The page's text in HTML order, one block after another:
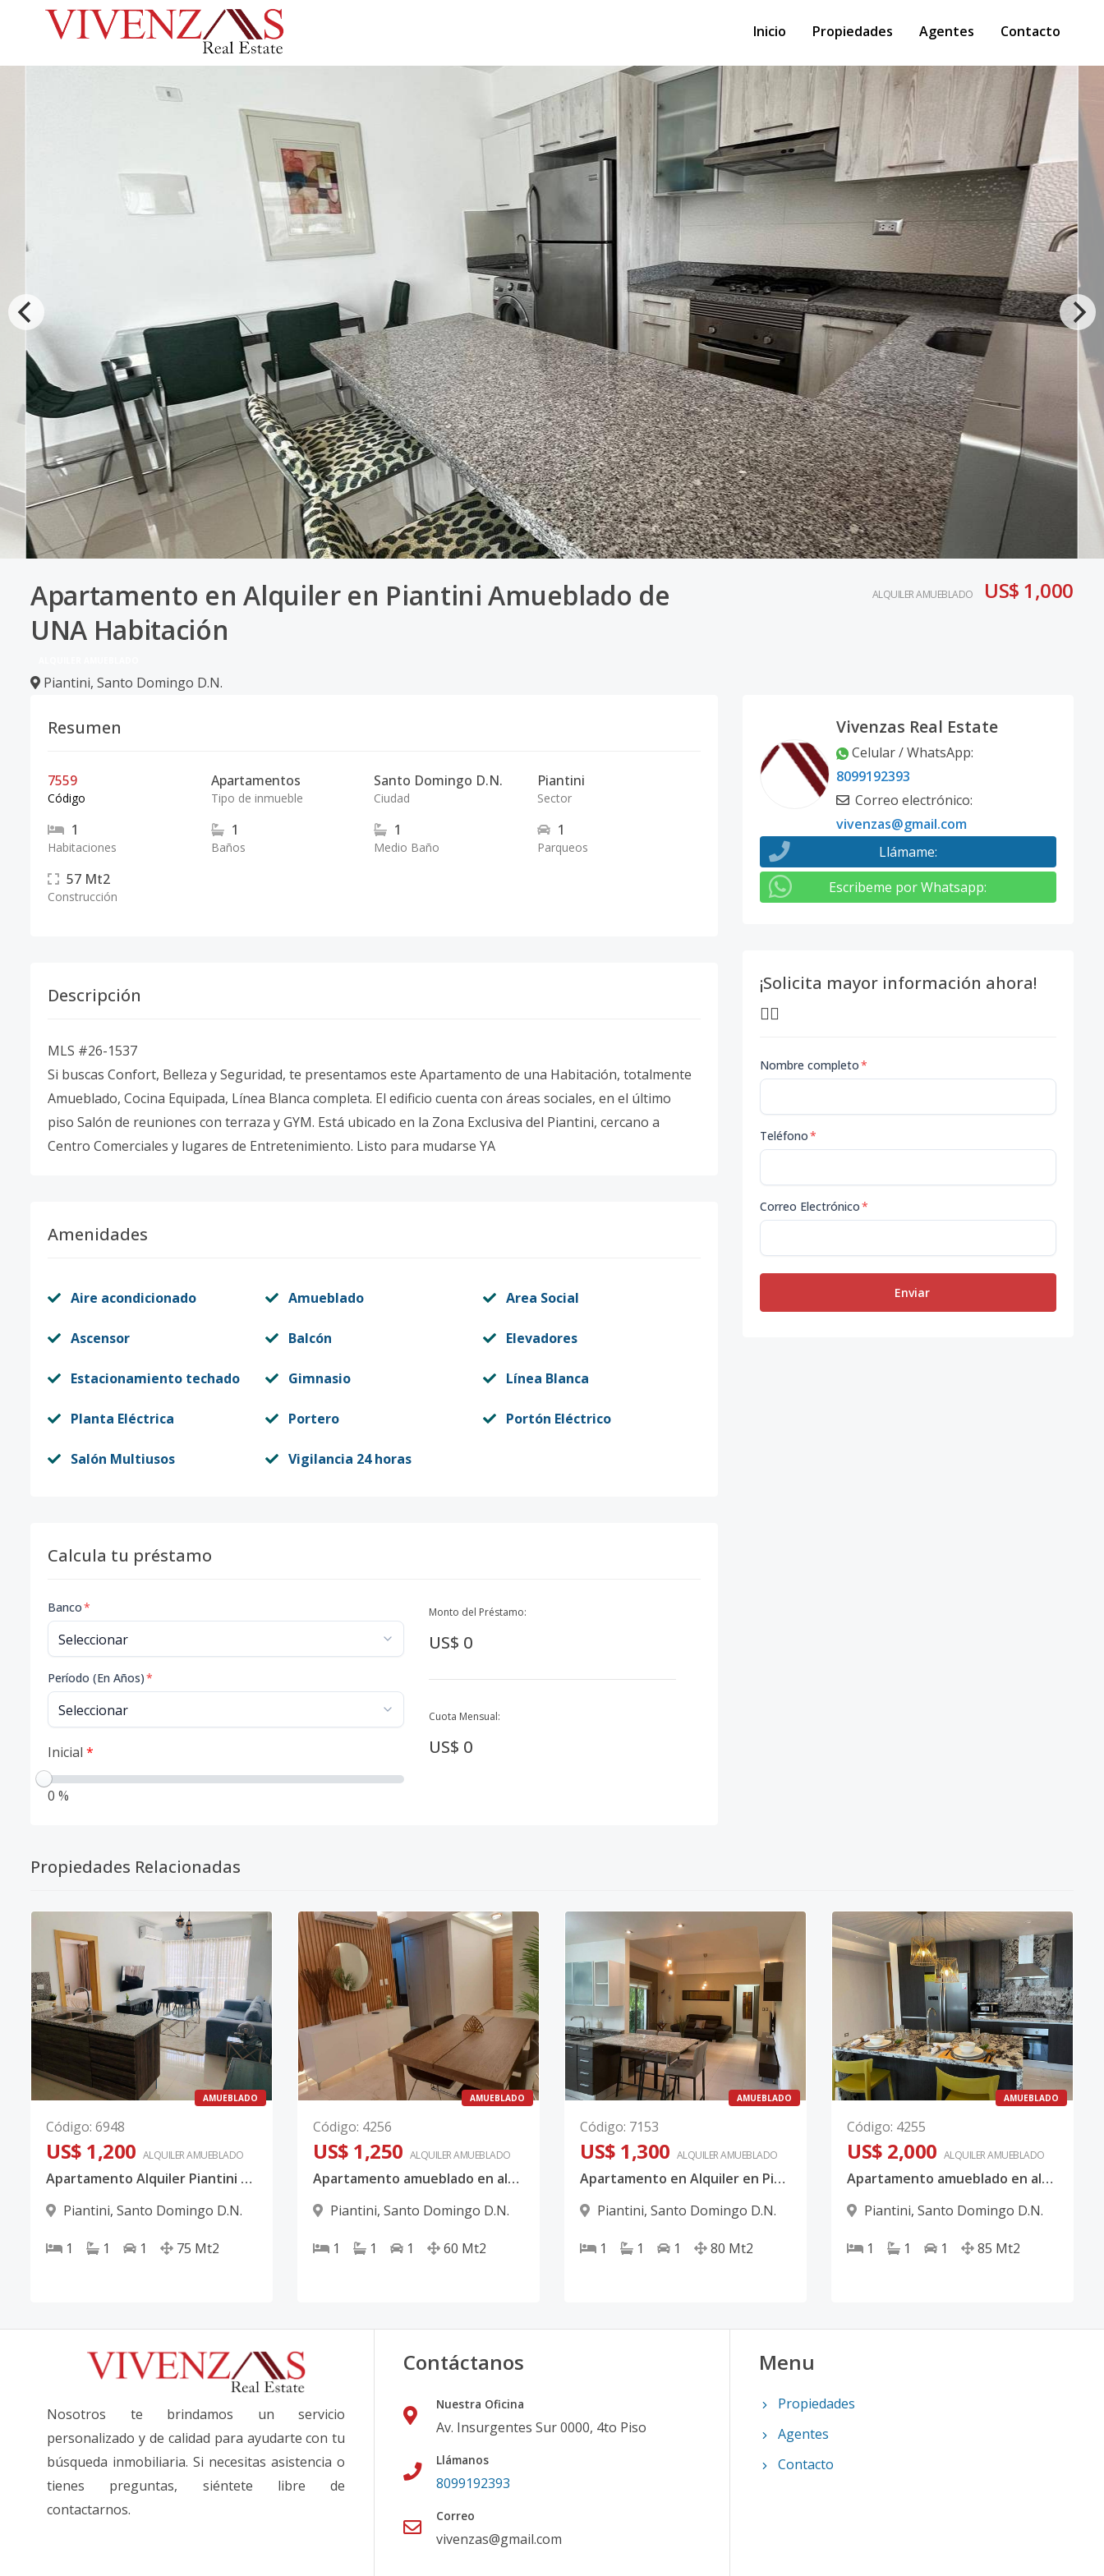
Inicio Propiedades Agentes Contacto
Apartamento en Alquiler en Piantini Amueblado de
UNA Habitación
Piantini, Santo Domingo D.N.
ALQUILER AMUEBLADO US$ 1,000
Resumen
7559
Código
Apartamentos
Tipo de inmueble
Santo Domingo D.N.
Ciudad
Piantini
Sector
1
Habitaciones
1
Baños
1
Medio Baño
1
Parqueos
57 Mt2
Construcción
Descripción
MLS #26-1537
Si buscas Confort, Belleza y Seguridad, te presentamos este Apartamento de una Habitación, totalmente
Amueblado, Cocina Equipada, Línea Blanca completa. El edificio cuenta con áreas sociales, en el último
piso Salón de reuniones con terraza y GYM. Está ubicado en la Zona Exclusiva del Piantini, cercano a
Centro Comerciales y lugares de Entretenimiento. Listo para mudarse YA
Amenidades
Aire acondicionado Amueblado Area Social
Ascensor Balcón Elevadores
Estacionamiento techado Gimnasio Línea Blanca
Planta Eléctrica Portero Portón Eléctrico
Salón Multiusos Vigilancia 24 horas
Calcula tu préstamo
Banco*
Período (En Años)*
Inicial *
0 %
Monto del Préstamo:
US$ 0
Cuota Mensual:
US$ 0
Vivenzas Real Estate
Celular / WhatsApp:
8099192393
Correo electrónico:
vivenzas@gmail.com
Llámame:
Escribeme por Whatsapp:
¡Solicita mayor información ahora!
👇🏽
Nombre completo*
Teléfono*
Correo Electrónico*
Enviar
Propiedades Relacionadas
AMUEBLADO
Código: 6948
US$ 1,200 ALQUILERAMUEBLADO
Apartamento Alquiler Piantini Amueblado UNA Habitación
Piantini, Santo Domingo D.N.
1 1 1 75 Mt2
AMUEBLADO
Código: 4256
US$ 1,250 ALQUILERAMUEBLADO
Apartamento amueblado en alquiler en Piantini
Piantini, Santo Domingo D.N.
1 1 1 60 Mt2
AMUEBLADO
Código: 7153
US$ 1,300 ALQUILERAMUEBLADO
Apartamento en Alquiler en Piantini Amueblado de UNA Habitación
Piantini, Santo Domingo D.N.
1 1 1 80 Mt2
AMUEBLADO
Código: 4255
US$ 2,000 ALQUILERAMUEBLADO
Apartamento amueblado en alquiler en Piantini
Piantini, Santo Domingo D.N.
1 1 1 85 Mt2
Nosotros te brindamos un servicio
personalizado y de calidad para ayudarte con tu
búsqueda inmobiliaria. Si necesitas asistencia o
tienes preguntas, siéntete libre de
contactarnos.
Contáctanos
Nuestra Oficina
Av. Insurgentes Sur 0000, 4to Piso
Llámanos
8099192393
Correo
vivenzas@gmail.com
Menu
Propiedades
Agentes
Contacto